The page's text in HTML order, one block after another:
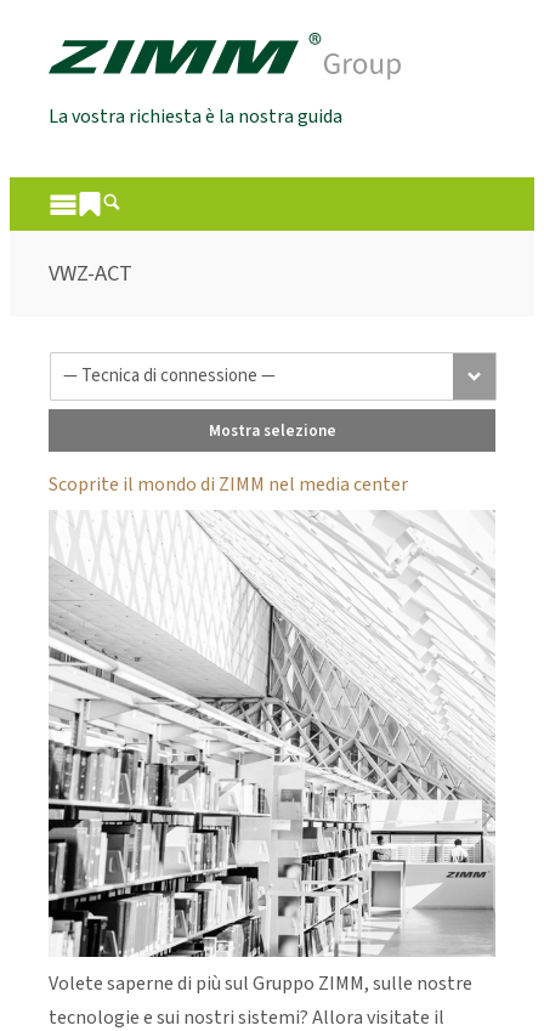
La vostra richiesta è la nostra guida
VWZ-ACT
Mostra selezione
Scoprite il mondo di ZIMM nel media center
Volete saperne di più sul Gruppo ZIMM, sulle nostre
tecnologie e sui nostri sistemi? Allora visitate il